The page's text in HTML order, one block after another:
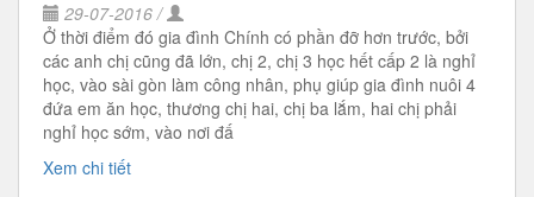
29-07-2016 /
Ở thời điểm đó gia đình Chính có phần đỡ hơn trước, bởi
các anh chị cũng đã lớn, chị 2, chị 3 học hết cấp 2 là nghỉ
học, vào sài gòn làm công nhân, phụ giúp gia đình nuôi 4
đứa em ăn học, thương chị hai, chị ba lắm, hai chị phải
nghỉ học sớm, vào nơi đấ
Xem chi tiết